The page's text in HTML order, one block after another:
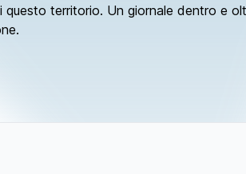
territorio. Un giornale dentro e